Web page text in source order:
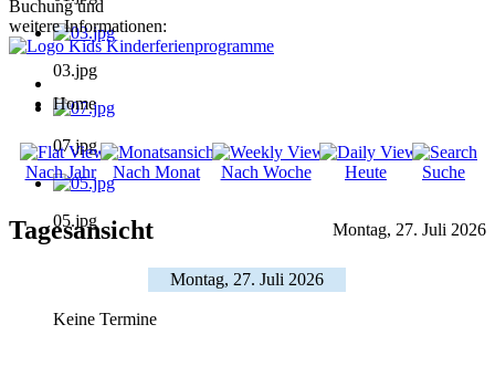
03.jpg
07.jpg
05.jpg
Buchung und
weitere Informationen:
Home
Nach Jahr Nach Monat Nach Woche Heute Suche
Tagesansicht Montag, 27. Juli 2026
Montag, 27. Juli 2026
Keine Termine